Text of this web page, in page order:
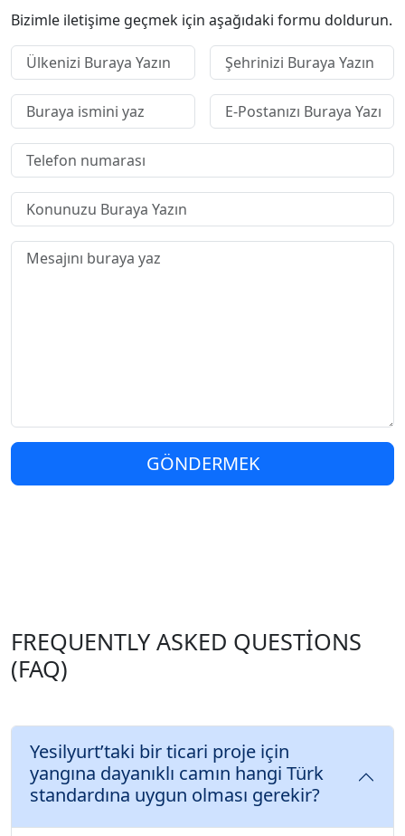
Bizimle iletişime geçmek için aşağıdaki formu doldurun.
GÖNDERMEK
FREQUENTLY ASKED QUESTIONS
(FAQ)
Yesilyurt’taki bir ticari proje için
yangına dayanıklı camın hangi Türk
standardına uygun olması gerekir?